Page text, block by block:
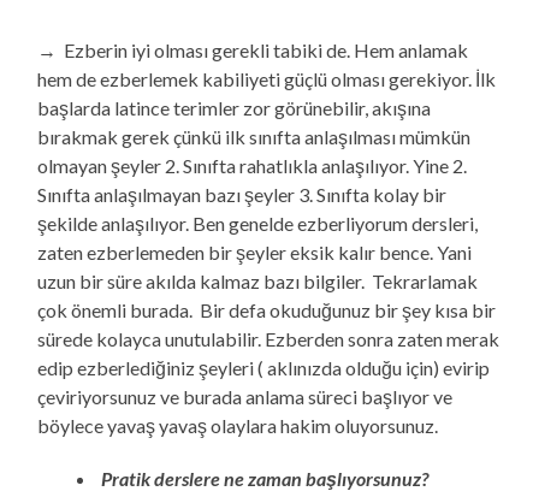
→ Ezberin iyi olması gerekli tabiki de. Hem anlamak
hem de ezberlemek kabiliyeti güçlü olması gerekiyor. İlk
başlarda latince terimler zor görünebilir, akışına
bırakmak gerek çünkü ilk sınıfta anlaşılması mümkün
olmayan şeyler 2. Sınıfta rahatlıkla anlaşılıyor. Yine 2.
Sınıfta anlaşılmayan bazı şeyler 3. Sınıfta kolay bir
şekilde anlaşılıyor. Ben genelde ezberliyorum dersleri,
zaten ezberlemeden bir şeyler eksik kalır bence. Yani
uzun bir süre akılda kalmaz bazı bilgiler. Tekrarlamak
çok önemli burada. Bir defa okuduğunuz bir şey kısa bir
sürede kolayca unutulabilir. Ezberden sonra zaten merak
edip ezberlediğiniz şeyleri ( aklınızda olduğu için) evirip
çeviriyorsunuz ve burada anlama süreci başlıyor ve
böylece yavaş yavaş olaylara hakim oluyorsunuz.
Pratik derslere ne zaman başlıyorsunuz?